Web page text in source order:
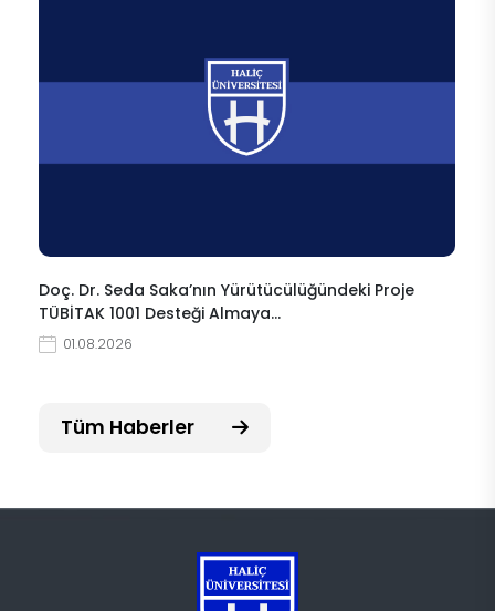
Doç. Dr. Seda Saka’nın Yürütücülüğündeki Proje
TÜBİTAK 1001 Desteği Almaya…
01.08.2026
Tüm Haberler